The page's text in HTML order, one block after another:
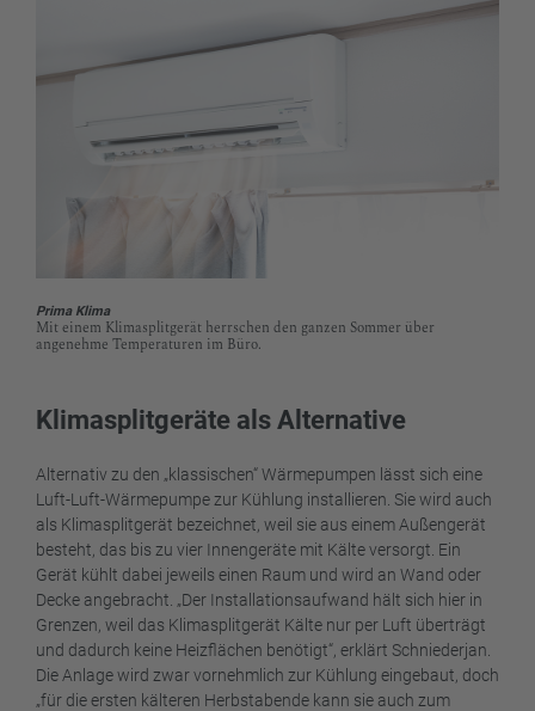
Prima Klima
Mit einem Klimasplitgerät herrschen den ganzen Sommer über
angenehme Temperaturen im Büro.
Klimasplitgeräte als Alternative
Alternativ zu den „klassischen“ Wärmepumpen lässt sich eine
Luft-Luft-Wärmepumpe zur Kühlung installieren. Sie wird auch
als Klimasplitgerät bezeichnet, weil sie aus einem Außengerät
besteht, das bis zu vier Innengeräte mit Kälte versorgt. Ein
Gerät kühlt dabei jeweils einen Raum und wird an Wand oder
Decke angebracht. „Der Installationsaufwand hält sich hier in
Grenzen, weil das Klimasplitgerät Kälte nur per Luft überträgt
und dadurch keine Heizflächen benötigt“, erklärt Schniederjan.
Die Anlage wird zwar vornehmlich zur Kühlung eingebaut, doch
„für die ersten kälteren Herbstabende kann sie auch zum